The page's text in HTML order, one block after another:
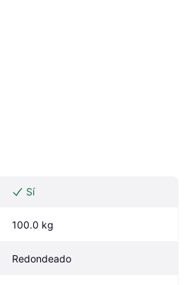
Sí
100.0 kg
Redondeado